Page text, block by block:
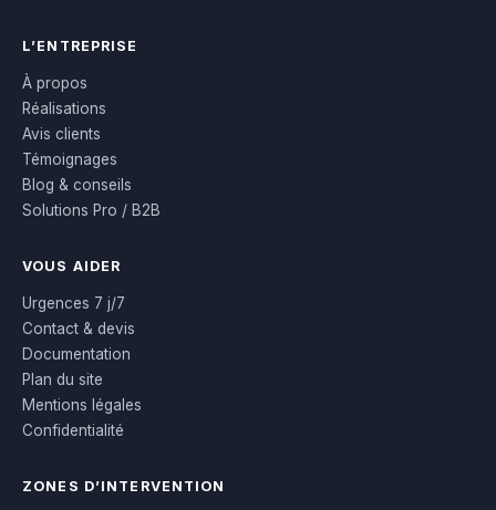
L’ENTREPRISE
À propos
Réalisations
Avis clients
Témoignages
Blog & conseils
Solutions Pro / B2B
VOUS AIDER
Urgences 7 j/7
Contact & devis
Documentation
Plan du site
Mentions légales
Confidentialité
ZONES D’INTERVENTION